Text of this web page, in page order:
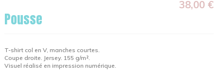
38,00 €
Pousse
T-shirt col en V, manches courtes.
Coupe droite. Jersey. 155 g/m².
Visuel réalisé en impression numérique.